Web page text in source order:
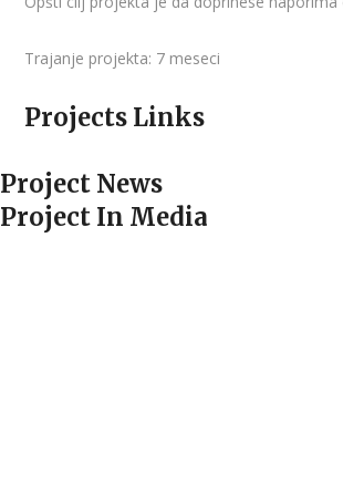
Trajanje projekta: 7 meseci
Projects Links
Project News
Project In Media